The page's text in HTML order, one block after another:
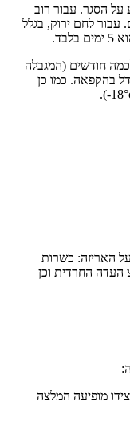
על הסגר. עבור רוב
אורך חיי המדף הוא כ-6 ימים. עבור לחם ירוק, בגלל
חודשים (המגבלה
בהקפאה. כמו כן
האריזה: כשרות
העדה החרדית וכן
מופיעה המלצה